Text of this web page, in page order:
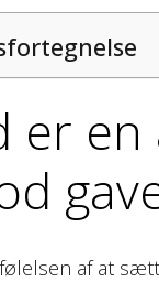
er
af at